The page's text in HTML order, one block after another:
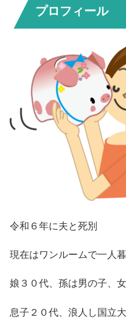
プロフィール
令和６年に夫と死別
現在はワンルームで一人暮
娘３０代、孫は男の子、女
息子２０代、浪人し国立